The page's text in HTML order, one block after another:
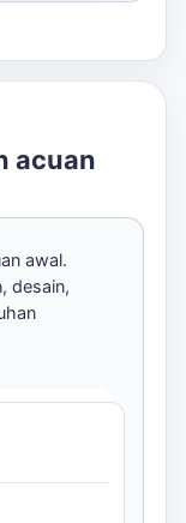
acuan
awal.
desain,